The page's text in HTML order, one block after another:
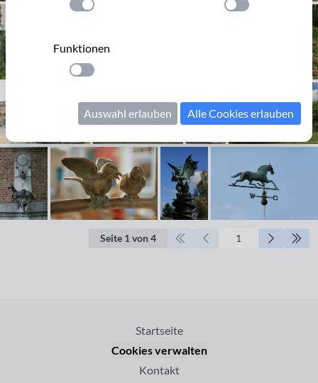
Seite 1 von 4
Startseite
Cookies verwalten
Kontakt
Einstellung anwenden
Einstellung
Funktionen
Einstellung anwenden
Auswahl erlauben Alle Cookies erlauben